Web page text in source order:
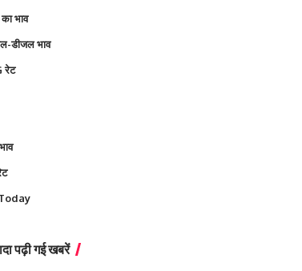
भाव
डीजल भाव
रेट
पढ़ी गई खबरें